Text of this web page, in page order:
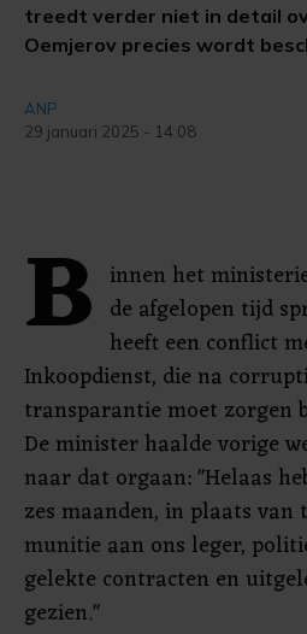
treedt verder niet in detail
Oemjerov precies wordt
ANP
29 januari 2025 - 14:08
B innen het
de afgelopen tijd
heeft een conflict
Inkoopdienst, die na
transparantie moet zorgen
De minister haalde vorige
naar dat orgaan: "Helaas
zes maanden, in plaats
munitie aan ons leger,
gelekte contracten en
gezien."